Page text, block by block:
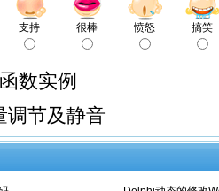
支持 很棒 愤怒 搞笑
数实例
调节及静音